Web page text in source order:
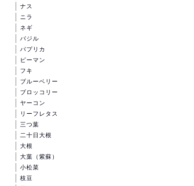
ナス
ニラ
ネギ
バジル
パプリカ
ピーマン
フキ
ブルーベリー
ブロッコリー
ヤーコン
リーフレタス
三つ葉
二十日大根
大根
大葉（紫蘇）
小松菜
枝豆